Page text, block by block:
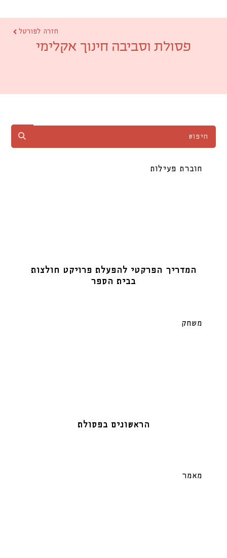
חזרה לפורטל
פסולת וסביבה חינוך אקלימי
חוברת פעילות
המדריך הפרקטי להפעלת פרויקט חולצות
בבית הספר
משחק
הראשונים בפסולת
מאמר